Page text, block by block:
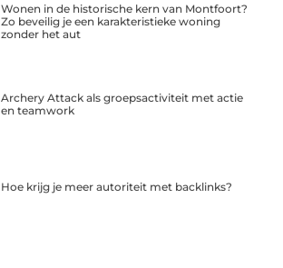
Wonen in de historische kern van Montfoort?
Zo beveilig je een karakteristieke woning
zonder het aut
Archery Attack als groepsactiviteit met actie
en teamwork
Hoe krijg je meer autoriteit met backlinks?